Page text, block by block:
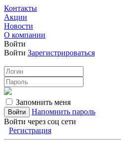
Контакты
Акции
Новости
О компании
Войти
Войти Зарегистрироваться
Запомнить меня
Напомнить пароль
Войти через соц сети
Регистрация